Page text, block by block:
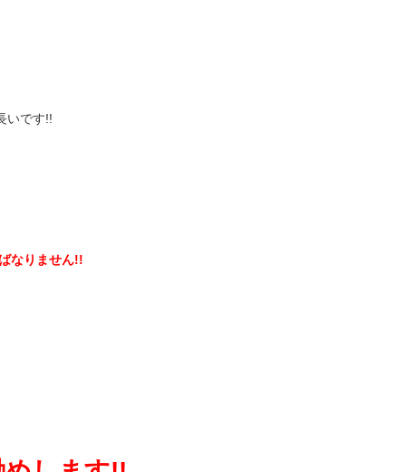
いです!!
なりません!!